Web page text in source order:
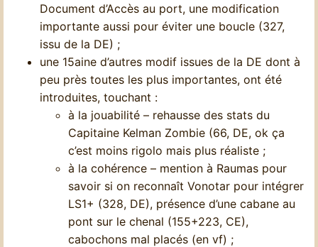
Document d’Accès au port, une modification
importante aussi pour éviter une boucle (327,
issu de la DE) ;
une 15aine d’autres modif issues de la DE dont à
peu près toutes les plus importantes, ont été
introduites, touchant :
à la jouabilité – rehausse des stats du
Capitaine Kelman Zombie (66, DE, ok ça
c’est moins rigolo mais plus réaliste ;
à la cohérence – mention à Raumas pour
savoir si on reconnaît Vonotar pour intégrer
LS1+ (328, DE), présence d’une cabane au
pont sur le chenal (155+223, CE),
cabochons mal placés (en vf) ;